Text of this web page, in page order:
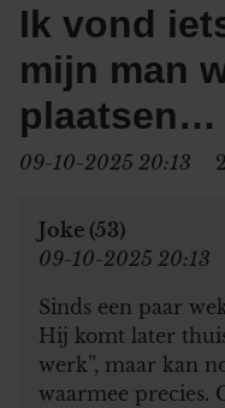
Ik vond
mijn man
plaatsen…
09-10-2025 20:13 2
Joke (53)
09-10-2025 20:13
Sinds een paar
Hij komt later
werk”, maar kan
waarmee precies.